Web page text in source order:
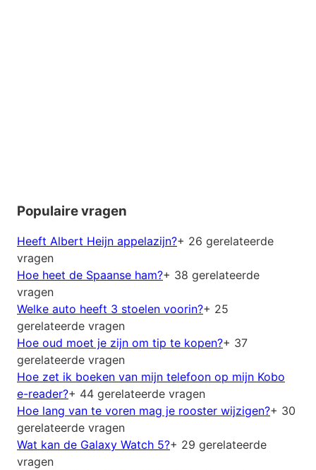
Populaire vragen
Heeft Albert Heijn appelazijn?+ 26 gerelateerde
vragen
Hoe heet de Spaanse ham?+ 38 gerelateerde
vragen
Welke auto heeft 3 stoelen voorin?+ 25
gerelateerde vragen
Hoe oud moet je zijn om tip te kopen?+ 37
gerelateerde vragen
Hoe zet ik boeken van mijn telefoon op mijn Kobo
e-reader?+ 44 gerelateerde vragen
Hoe lang van te voren mag je rooster wijzigen?+ 30
gerelateerde vragen
Wat kan de Galaxy Watch 5?+ 29 gerelateerde
vragen